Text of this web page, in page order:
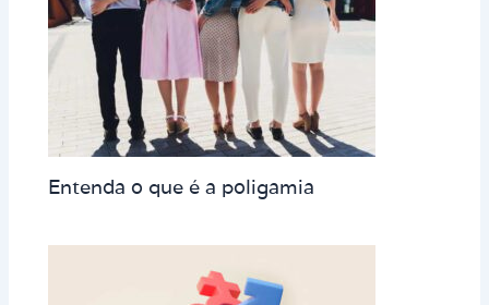
Entenda o que é a poligamia